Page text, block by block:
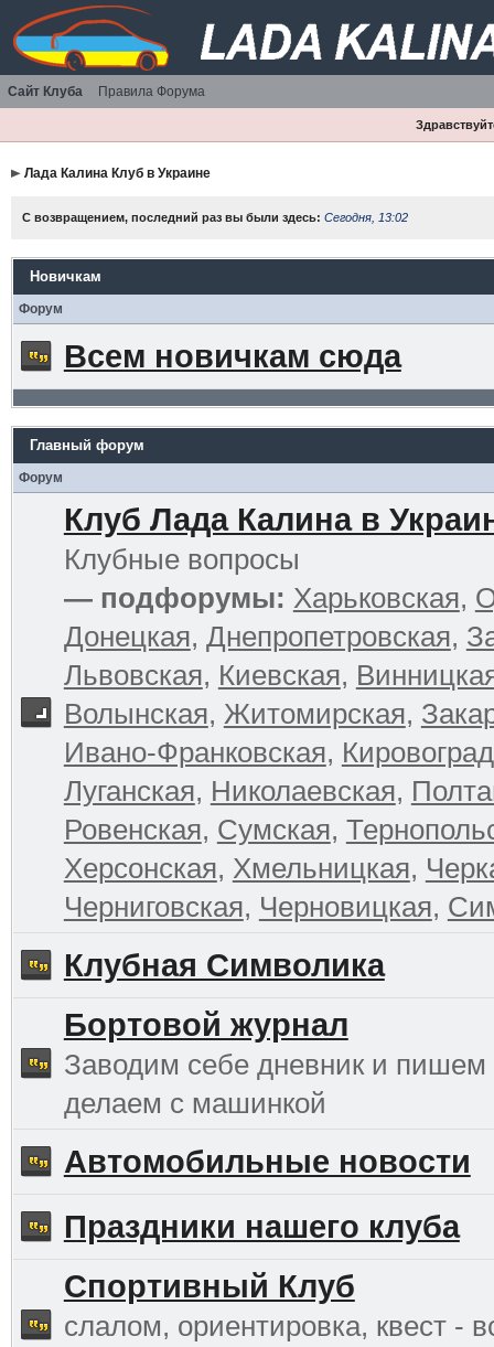
Сайт Клуба Правила Форума
Лада Калина Клуб в Украине
С возвращением, последний раз вы были здесь: Сегодня, 13:02
Новичкам
Форум
Всем новичкам сюда
Главный форум
Форум
Клуб Лада Калина в
Клубные вопросы
— подфорумы: Харьковская,
Донецкая, Днепропетровская,
Львовская, Киевская,
Волынская, Житомирская,
Ивано-Франковская,
Луганская, Николаевская,
Ровенская, Сумская,
Херсонская, Хмельницкая,
Черниговская, Черновицкая,
Клубная Символика
Бортовой журнал
Заводим себе дневник и пишем
делаем с машинкой
Автомобильные новости
Праздники нашего клуба
Спортивный Клуб
слалом, ориентировка, квест -